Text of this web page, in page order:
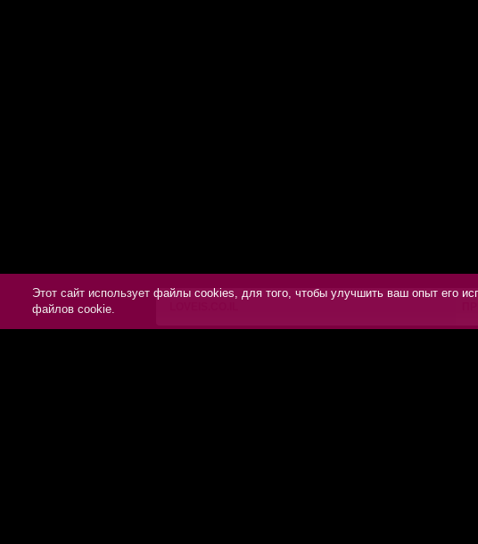
Этот сайт использует файлы cookies, для того, чтобы улучшить ваш опыт его
файлов cookie.